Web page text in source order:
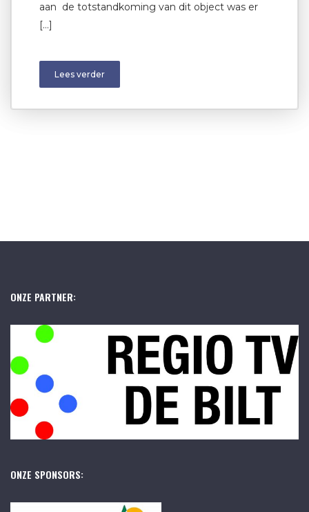
aan de totstandkoming van dit object was er
[…]
Lees verder
ONZE PARTNER:
ONZE SPONSORS: